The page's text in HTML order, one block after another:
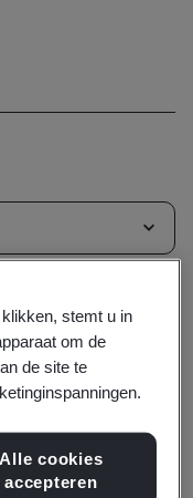
Zoeken
stemt u in
om de
de site te
Alle cookies
accepteren